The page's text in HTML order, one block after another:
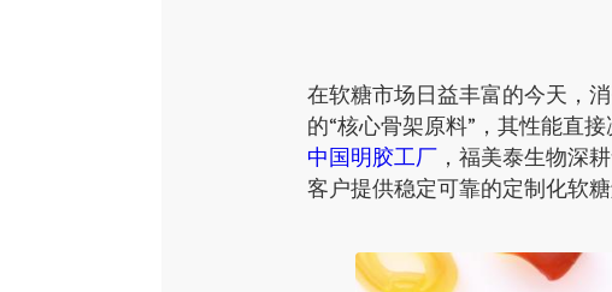
在软糖市场日益丰富的今天，
的“核心骨架原料”，其性能直
中国明胶工厂 ，福美泰生物深
客户提供稳定可靠的定制化软